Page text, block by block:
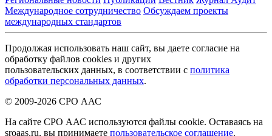
Международное сотрудничество Обсуждаем проекты
международных стандартов
Продолжая использовать наш сайт, вы даете согласие на
обработку файлов cookies и других
пользовательских данных, в соответствии с политика
обработки персональных данных.
© 2009-2026 СРО ААС
На сайте СРО ААС используются файлы cookie. Оставаясь на
sroaas.ru, вы принимаете пользовательское соглашение.